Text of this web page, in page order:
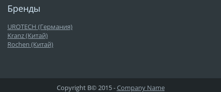
Бренды
UROTECH (Германия)
Kranz (Китай)
Rochen (Китай)
Copyright В© 2015 -Company Name